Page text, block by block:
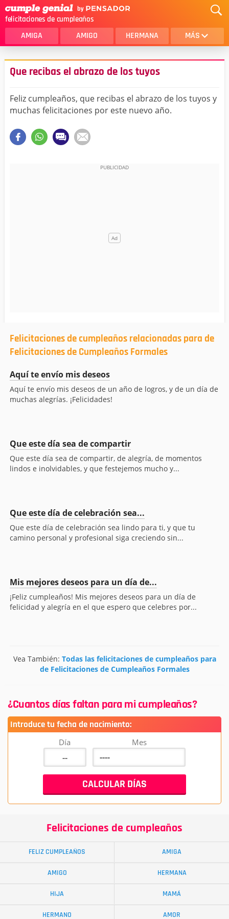
felicitaciones de cumpleaños
AMIGA AMIGO HERMANA MÁS
MAMA
AMOR
SOBRINA
HIJA
NOVIA
Que recibas el abrazo de los tuyos
Feliz cumpleaños, que recibas el abrazo de los tuyos y
muchas felicitaciones por este nuevo año.
Felicitaciones de cumpleaños relacionadas para de
Felicitaciones de Cumpleaños Formales
Aquí te envío mis deseos
Aquí te envío mis deseos de un año de logros, y de un día de
muchas alegrías. ¡Felicidades!
Que este día sea de compartir
Que este día sea de compartir, de alegría, de momentos
lindos e inolvidables, y que festejemos mucho y...
Que este día de celebración sea...
Que este día de celebración sea lindo para ti, y que tu
camino personal y profesional siga creciendo sin...
Mis mejores deseos para un día de...
¡Feliz cumpleaños! Mis mejores deseos para un día de
felicidad y alegría en el que espero que celebres por...
Vea También: Todas las felicitaciones de cumpleaños para
de Felicitaciones de Cumpleaños Formales
¿Cuantos días faltan para mi cumpleaños?
Introduce tu fecha de nacimiento:
Día Mes
Felicitaciones de cumpleaños
FELIZ CUMPLEAÑOS AMIGA
AMIGO HERMANA
HIJA MAMÁ
HERMANO AMOR